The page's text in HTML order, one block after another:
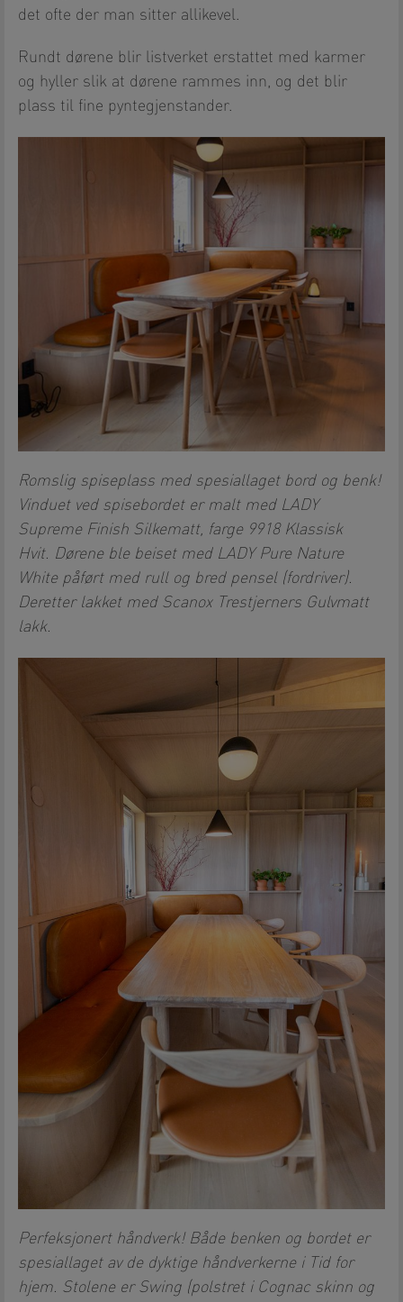
det ofte der man sitter allikevel.
Rundt dørene blir listverket erstattet med karmer
og hyller slik at dørene rammes inn, og det blir
plass til fine pyntegjenstander.
Romslig spiseplass med spesiallaget bord og benk!
Vinduet ved spisebordet er malt med LADY
Supreme Finish Silkematt, farge 9918 Klassisk
Hvit. Dørene ble beiset med LADY Pure Nature
White påført med rull og bred pensel (fordriver).
Deretter lakket med Scanox Trestjerners Gulvmatt
lakk.
Perfeksjonert håndverk! Både benken og bordet er
spesiallaget av de dyktige håndverkerne i Tid for
hjem. Stolene er Swing (polstret i Cognac skinn og